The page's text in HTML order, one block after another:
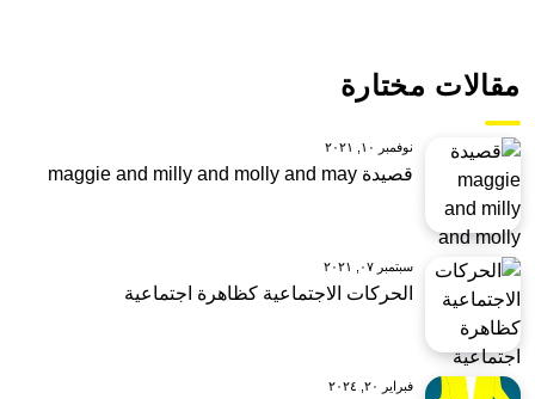
مقالات مختارة
نوفمبر ١٠, ٢٠٢١
قصيدة maggie and milly and molly and may
سبتمبر ٠٧, ٢٠٢١
الحركات الاجتماعية كظاهرة اجتماعية
فبراير ٢٠, ٢٠٢٤